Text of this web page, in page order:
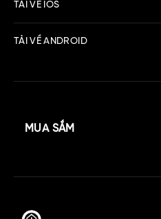
TẢI VỀ IOS
TẢI VỀ ANDROID
MUA SẮM